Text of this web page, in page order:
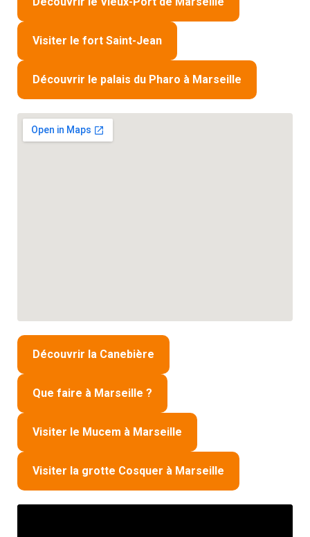
Visiter le fort Saint-Jean
Découvrir le palais du Pharo à Marseille
Découvrir la Canebière
Que faire à Marseille ?
Visiter le Mucem à Marseille
Visiter la grotte Cosquer à Marseille